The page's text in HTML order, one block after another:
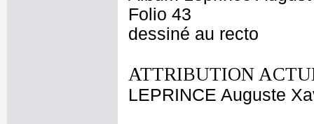
Folio 43
dessiné au recto
ATTRIBUTION
LEPRINCE Auguste